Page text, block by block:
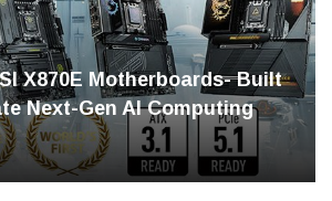
X870E Motherboards- Built
Next-Gen AI Computing